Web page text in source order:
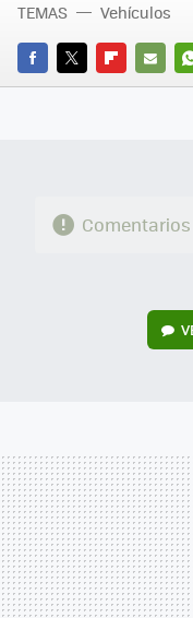
FACEBOOK
TWITTERFLIPBOARD
E-
TEMAS Vehículos